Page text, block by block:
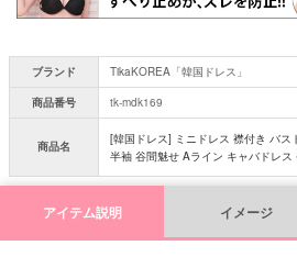
ブランド
TikaKOREA「韓国ドレス」
商品番号
tk-mdk169
商品名
[韓国ドレス] ミニドレス 襟付き バ
半袖 谷間魅せ Aライン キャバドレ
アイテム説明 イメージ